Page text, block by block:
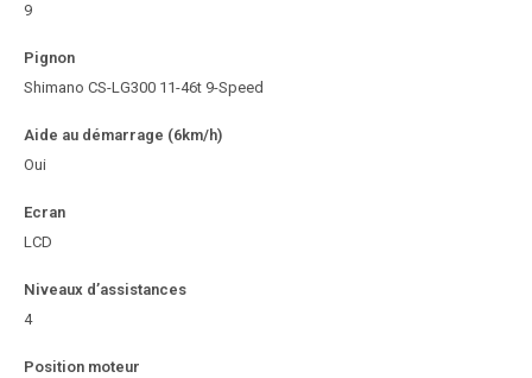
9
Pignon
Shimano CS-LG300 11-46t 9-Speed
Aide au démarrage (6km/h)
Oui
Ecran
LCD
Niveaux d’assistances
4
Position moteur